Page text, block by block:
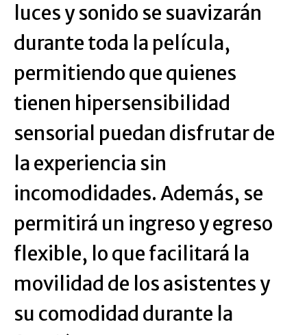
luces y sonido se suavizarán
durante toda la película,
permitiendo que quienes
tienen hipersensibilidad
sensorial puedan disfrutar de
la experiencia sin
incomodidades. Además, se
permitirá un ingreso y egreso
flexible, lo que facilitará la
movilidad de los asistentes y
su comodidad durante la